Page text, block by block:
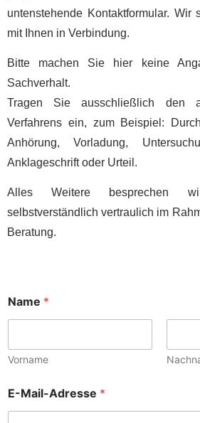
untenstehende Kontaktformular. Wir
mit Ihnen in Verbindung.
Bitte machen Sie hier keine
Sachverhalt.
Tragen Sie ausschließlich den
Verfahrens ein, zum Beispiel:
Anhörung, Vorladung,
Anklageschrift oder Urteil.
Alles Weitere besprechen
selbstverständlich vertraulich im
Beratung.
Name *
Vorname
i
n
E-Mail-Adresse *